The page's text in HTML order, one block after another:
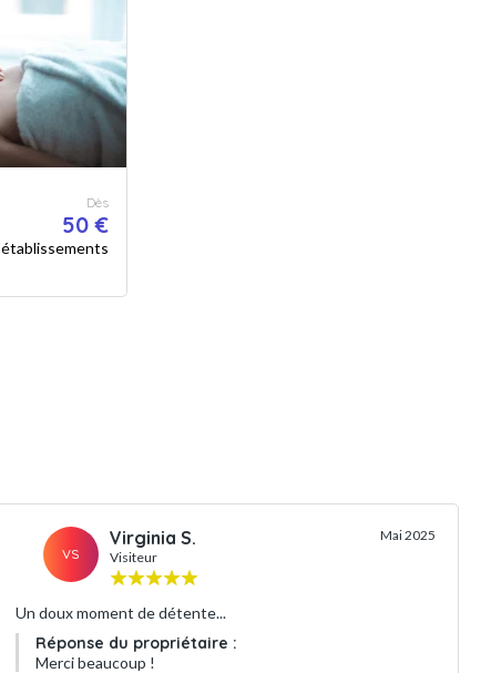
Dès
50 €
établissements
VS
Virginia S.
Visiteur
Mai 2025
Un doux moment de détente...
Réponse du propriétaire :
Merci beaucoup !